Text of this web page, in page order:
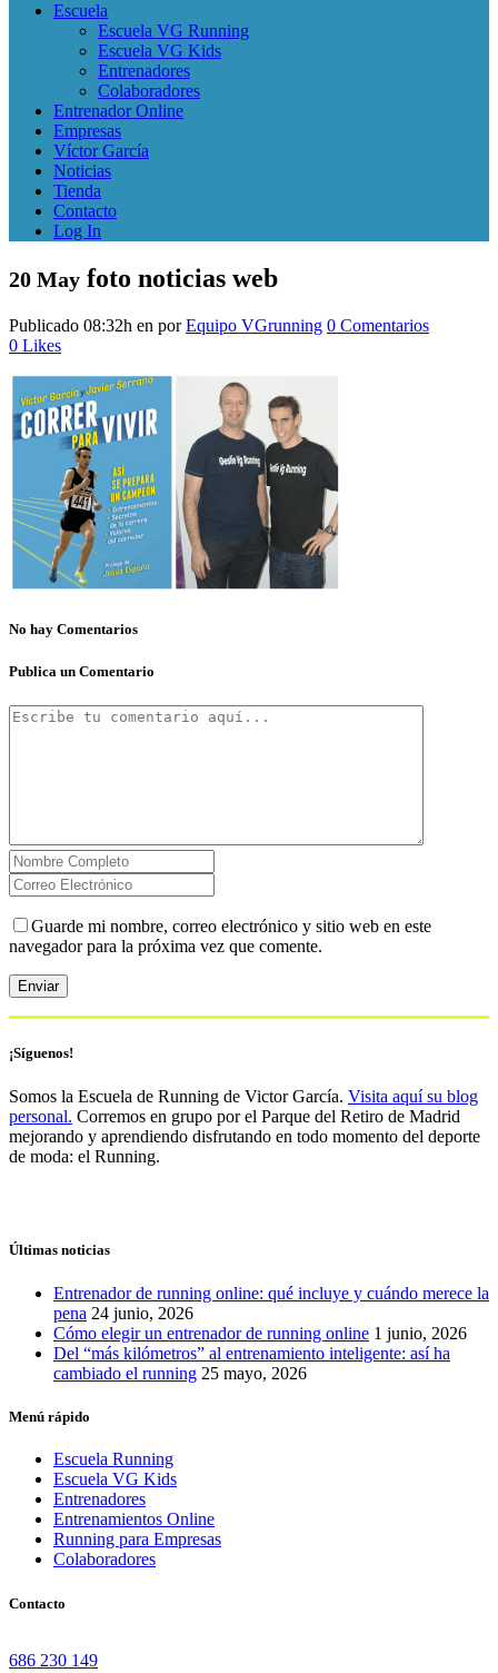
Escuela
Escuela VG Running
Escuela VG Kids
Entrenadores
Colaboradores
Entrenador Online
Empresas
Víctor García
Noticias
Tienda
Contacto
Log In
20 May foto noticias web
Publicado 08:32h en porEquipo VGrunning 0 Comentarios
0 Likes
No hay Comentarios
Publica un Comentario
Guarde mi nombre, correo electrónico y sitio web en este
navegador para la próxima vez que comente.
¡Síguenos!
Somos la Escuela de Running de Victor García. Visita aquí su blog
personal. Corremos en grupo por el Parque del Retiro de Madrid
mejorando y aprendiendo disfrutando en todo momento del deporte
de moda: el Running.
Últimas noticias
Entrenador de running online: qué incluye y cuándo merece la
pena 24 junio, 2026
Cómo elegir un entrenador de running online 1 junio, 2026
Del “más kilómetros” al entrenamiento inteligente: así ha
cambiado el running 25 mayo, 2026
Menú rápido
Escuela Running
Escuela VG Kids
Entrenadores
Entrenamientos Online
Running para Empresas
Colaboradores
Contacto
686 230 149